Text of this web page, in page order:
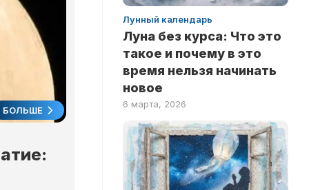
ФИЛЬМАМ
БОЛЬШЕ
Лунный календарь
Луна без курса: Что это
такое и почему в это
время нельзя начинать
новое
6 марта, 2026